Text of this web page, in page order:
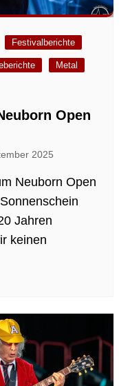
Festivalberichte
Metal
Open
2025
Neuborn Open
Jahren
keinen